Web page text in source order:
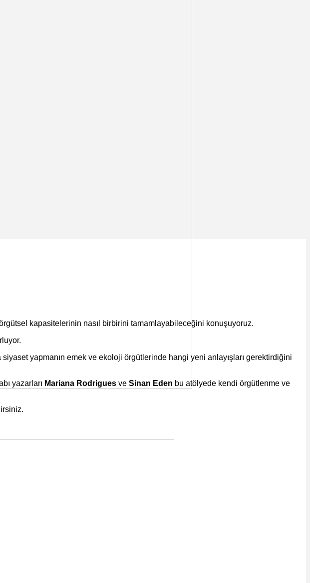
kapasitelerinin nasıl birbirini tamamlayabileceğini konuşuyoruz.
yapmanın emek ve ekoloji örgütlerinde hangi yeni anlayışları gerektirdiğini
yazarları Mariana Rodrigues ve Sinan Eden bu atölyede kendi örgütlenme ve